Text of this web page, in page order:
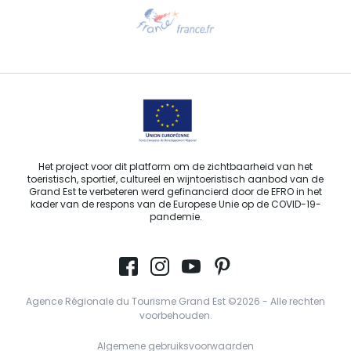
Stuur ons een e-mail
Het project voor dit platform om de zichtbaarheid van het
toeristisch, sportief, cultureel en wijntoeristisch aanbod van de
Grand Est te verbeteren werd gefinancierd door de EFRO in het
kader van de respons van de Europese Unie op de COVID-19-
pandemie.
Agence Régionale du Tourisme Grand Est ©2026 - Alle rechten
voorbehouden.
Algemene gebruiksvoorwaarden